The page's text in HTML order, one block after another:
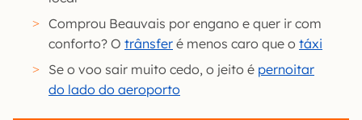
Comprou Beauvais por engano e quer ir com
conforto? O trânsfer é menos caro que o táxi
Se o voo sair muito cedo, o jeito é pernoitar
do lado do aeroporto